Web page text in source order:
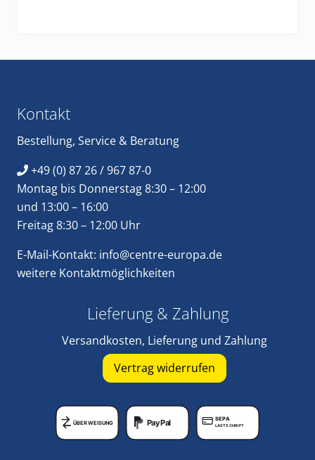
Kontakt
Bestellung, Service & Beratung
+49 (0) 87 26 / 967 87-0
Montag bis Donnerstag 8:30 – 12:00
und 13:00 – 16:00
Freitag 8:30 – 12:00 Uhr
E-Mail-Kontakt: info@centre-europa.de
weitere Kontaktmöglichkeiten
Lieferung & Zahlung
Versandkosten, Lieferung und Zahlung
Vertrag widerrufen
ÜBERWEISUNG PayPal SEPA
LASTSCHRIFT